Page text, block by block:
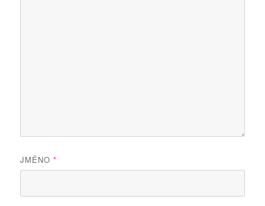
JMÉNO*